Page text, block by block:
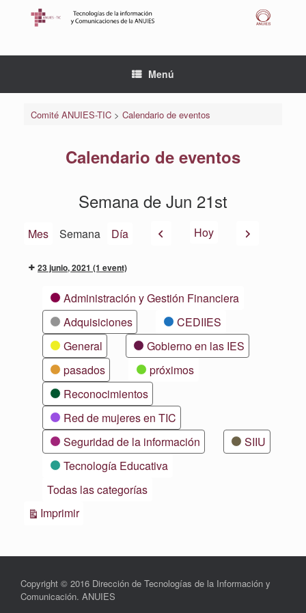
Menú
Comité ANUIES-TIC> Calendario de eventos
Calendario de eventos
Semana de Jun 21st
Mes Semana Día AnteriorHoy Siguiente
23 junio, 2021 (1 event)
CategoríasAdministración y Gestión Financiera
Adquisiciones
CEDIIES
General
Gobierno en las IES
pasados
próximos
Reconocimientos
Red de mujeres en TIC
Seguridad de la información
SIIU
Tecnología Educativa
Todas las categorías
ImprimirVistas
Copyright © 2016 Dirección de Tecnologías de la Información y
Comunicación. ANUIES